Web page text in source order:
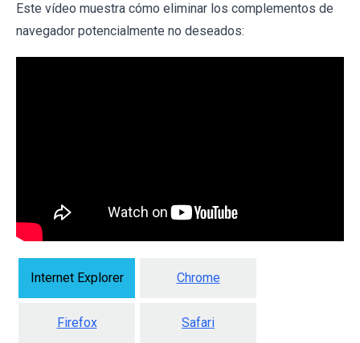
Este vídeo muestra cómo eliminar los complementos de
navegador potencialmente no deseados:
Internet Explorer Chrome
Firefox Safari